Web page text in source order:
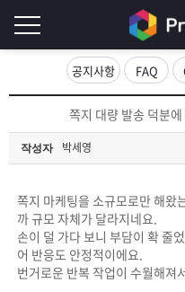
그
인
필
요
합
로
인
Q&A
프
공지사항 FAQ
쪽지 대량 발송 덕분
작성자 박세영
쪽지 마케팅을 소규모로만 해왔
까 규모 자체가 달라지네요.
손이 덜 가다 보니 부담이 확 줄
어 반응도 안정적이에요.
번거로운 반복 작업이 수월해져